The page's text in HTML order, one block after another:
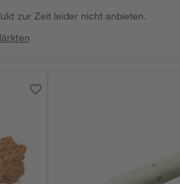
zur Zeit leider nicht anbieten.